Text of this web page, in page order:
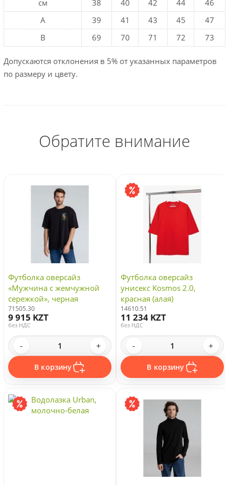
см 38 40 42 44
46
A
39 41 43 45
47
B
69 70 71 72 73
Допускаются отклонения в 5% от указанных параметров
по размеру и цвету.
Обратите внимание
Футболка оверсайз
«Мужчина с жемчужной
сережкой», черная
71505.30
9 915 KZT
без НДС
- +
В корзину
Футболка оверсайз
унисекс Kosmos 2.0,
красная (алая)
14610.51
11 234 KZT
без НДС
- +
В корзину